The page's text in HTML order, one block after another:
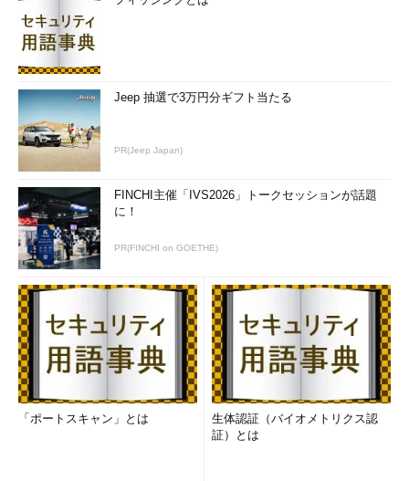
Jeep 抽選で3万円分ギフト当たる
PR(Jeep Japan)
FINCHI主催「IVS2026」トークセッションが話題
に！
PR(FINCHI on GOETHE)
「ポートスキャン」とは
生体認証（バイオメトリクス認
証）とは